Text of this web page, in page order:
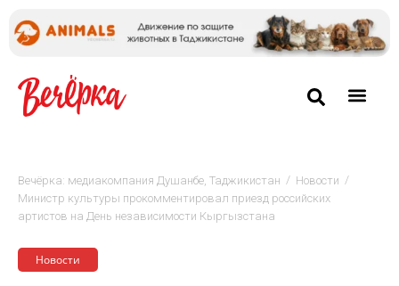
Вечёрка: медиакомпания Душанбе, Таджикистан / Новости /
Министр культуры прокомментировал приезд российских
артистов на День независимости Кыргызстана
Новости